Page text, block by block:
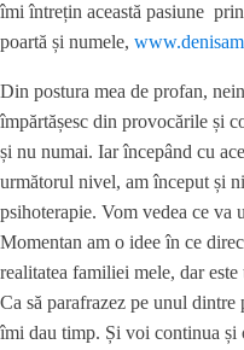
îmi întrețin această pasiune
poartă și numele,
Din postura mea de profan,
împărtășesc din provocările și
și nu numai. Iar începând cu
următorul nivel, am început și
psihoterapie. Vom vedea ce va
Momentan am o idee în ce
realitatea familiei mele, dar
Ca să parafrazez pe unul
îmi dau timp. Și voi continua și